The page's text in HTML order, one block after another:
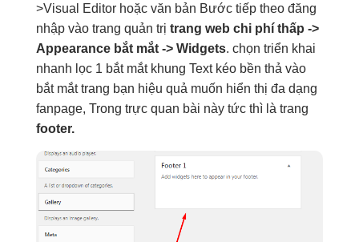
>Visual Editor hoặc văn bản Bước tiếp theo đăng
nhập vào trang quản trị trang web chi phí thấp ->
Appearance bắt mắt -> Widgets. chọn triển khai
nhanh lọc 1 bắt mắtkhung Text kéo bền thả vào
bắt mắttrang bạn hiệu quả muốn hiển thị đa dạng
fanpage, Trong trực quan bài này tức thì là trang
footer.